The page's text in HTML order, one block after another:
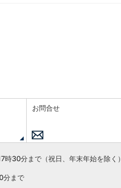
お問合せ
時30分まで （祝日、年末年始を除く）
分まで